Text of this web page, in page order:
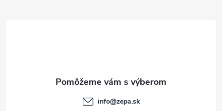
info@zepa.sk